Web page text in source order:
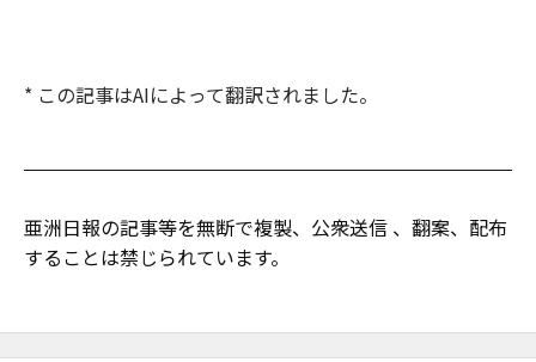
* この記事はAIによって翻訳されました。
亜洲日報の記事等を無断で複製、公衆送信 、翻案、配布
することは禁じられています。